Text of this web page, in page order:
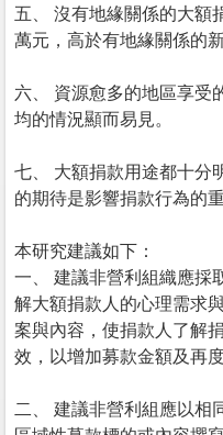
五、 沒有地緣關係的大額
萬元，高於有地緣關係的
六、 資源愈多的地區享受
均的情況顯而易見。
七、 大額捐款用途都十分
的期待是影響捐款行為的
本研究建議如下：
一、 建議非營利組織應採
解大額捐款人的心理需求
案與內容，使捐款人了解
效，以增加募款金額及再
二、 建議非營利組應以相